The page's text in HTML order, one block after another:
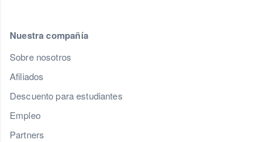
Nuestra compañía
Sobre nosotros
Afiliados
Descuento para estudiantes
Empleo
Partners